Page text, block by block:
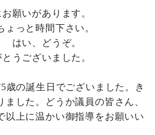
いがあります。
っと時間下さい。
い、どうぞ。
ございました。
の誕生日でございました。き
ました。どうか議員の皆さん、
以上に温かい御指導をお願いい